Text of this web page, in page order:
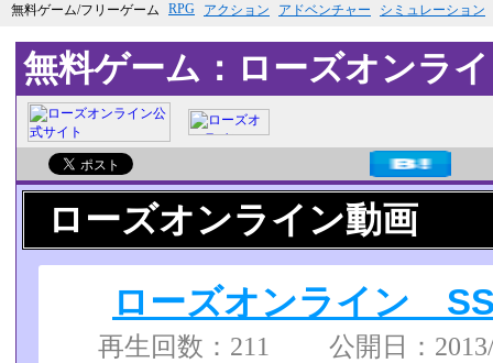
無料ゲーム/フリーゲーム RPG アクション アドベンチャー シミュレーション
無料ゲーム：ローズオンラ
ローズオンライン動画
ローズオンライン
再生回数：211 公開日：